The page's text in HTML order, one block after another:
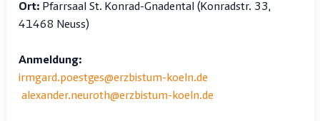
Ort: Pfarrsaal St. Konrad-Gnadental (Konradstr. 33,
41468 Neuss)
Anmeldung:
irmgard.poestges@erzbistum-koeln.de
alexander.neuroth@erzbistum-koeln.de